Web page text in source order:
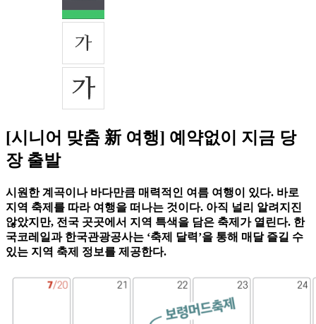
[시니어 맞춤 新 여행] 예약없이 지금 당
장 출발
시원한 계곡이나 바다만큼 매력적인 여름 여행이 있다. 바로
지역 축제를 따라 여행을 떠나는 것이다. 아직 널리 알려지진
않았지만, 전국 곳곳에서 지역 특색을 담은 축제가 열린다. 한
국코레일과 한국관광공사는 ‘축제 달력’을 통해 매달 즐길 수
있는 지역 축제 정보를 제공한다.